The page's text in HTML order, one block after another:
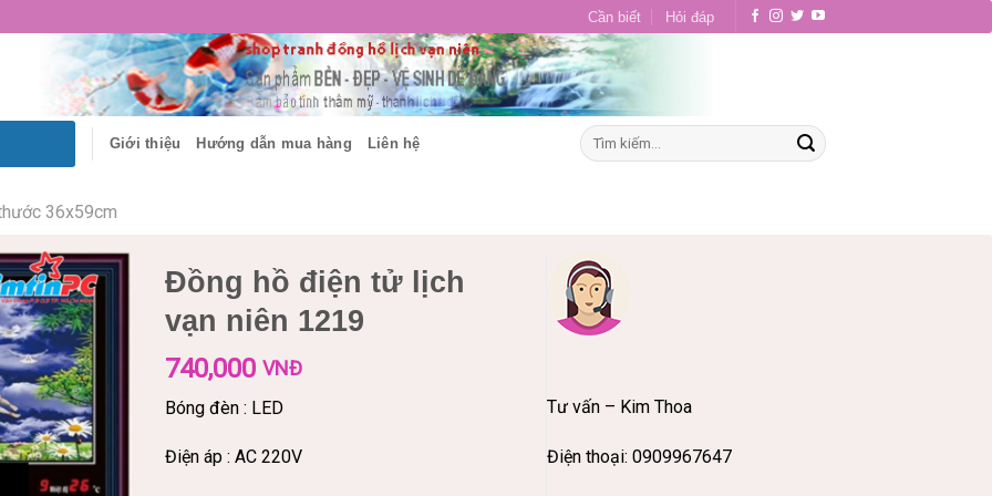
Cần biết Hỏi đáp
Giới thiệu Hướng dẫn mua hàng Liên hệ
36x59cm
Đồng hồ điện tử lịch
vạn niên 1219
740,000 VNĐ
Bóng đèn : LED
Điện áp : AC 220V
Tư vấn – Kim Thoa
Điện thoại: 0909967647